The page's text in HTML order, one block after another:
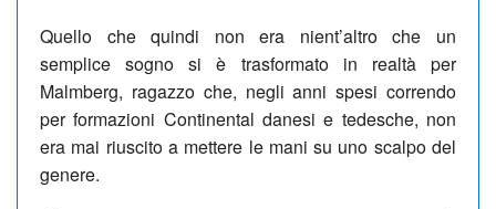
Quello che quindi non era nient’altro che un
semplice sogno si è trasformato in realtà per
Malmberg, ragazzo che, negli anni spesi correndo
per formazioni Continental danesi e tedesche, non
era mai riuscito a mettere le mani su uno scalpo del
genere.